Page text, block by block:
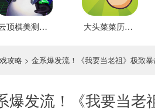
云顶棋美测服 最新版 大头菜菜历险记 好玩的
攻略 > 金系爆发流！《我要当老祖》极致
爆发流！《我要当老